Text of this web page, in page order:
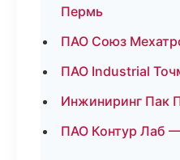
Пермь
ПАО Союз
ПАО Industrial
Инжиниринг Пак
ПАО Контур Лаб